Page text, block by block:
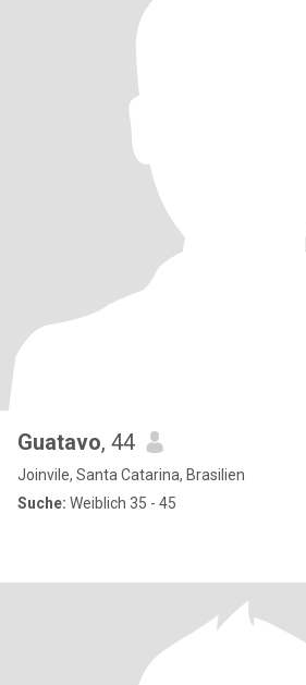
Guatavo, 44
Joinvile, Santa Catarina, Brasilien
Suche: Weiblich 35 - 45